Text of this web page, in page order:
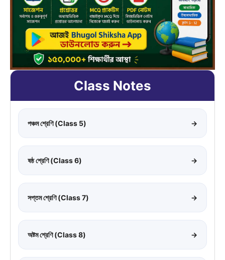
Class Notes
পঞ্চম শ্রেণি (Class 5) →
ষষ্ঠ শ্রেণি (Class 6) →
সপ্তম শ্রেণি (Class 7) →
অষ্টম শ্রেণি (Class 8) →